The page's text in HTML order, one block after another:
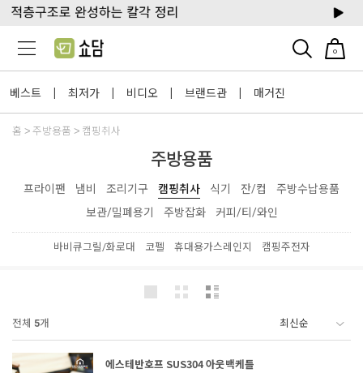
0
베스트 | 최저가 | 비디오 | 브랜드관 | 매거진
홈 주방용품 캠핑취사
주방용품
프라이팬 냄비 조리기구 캠핑취사 식기 잔/컵
주방수납용품
보관/밀폐용기
주방잡화 커피/티/와인
바비큐그릴/화로대 코펠 휴대용가스레인지 캠핑주전자
전체 5개
에스테반호프 SUS304 아웃백케틀